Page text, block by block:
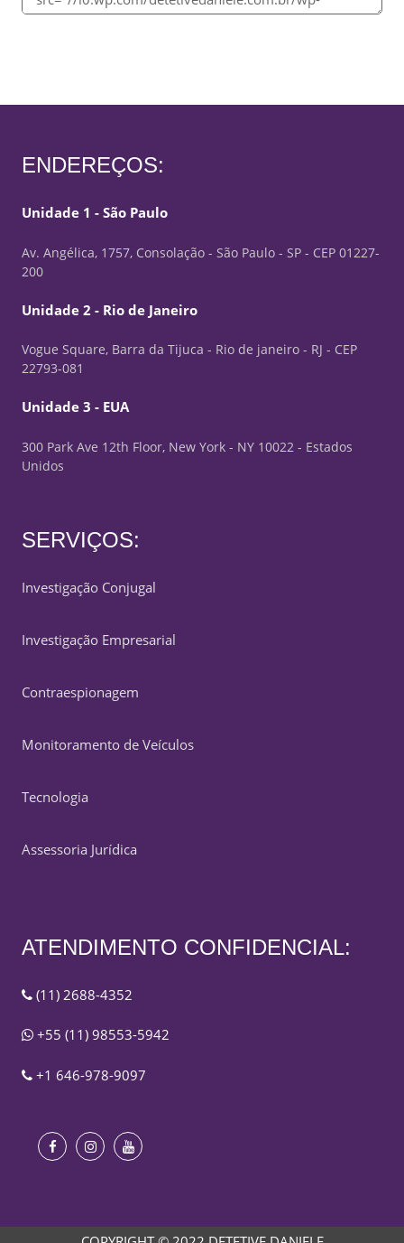
ENDEREÇOS:
Unidade 1 - São Paulo
Av. Angélica, 1757, Consolação - São Paulo - SP - CEP 01227-
200
Unidade 2 - Rio de Janeiro
Vogue Square, Barra da Tijuca - Rio de janeiro - RJ - CEP
22793-081
Unidade 3 - EUA
300 Park Ave 12th Floor, New York - NY 10022 - Estados
Unidos
SERVIÇOS:
Investigação Conjugal
Investigação Empresarial
Contraespionagem
Monitoramento de Veículos
Tecnologia
Assessoria Jurídica
ATENDIMENTO CONFIDENCIAL:
(11) 2688-4352
+55 (11) 98553-5942
+1 646-978-9097